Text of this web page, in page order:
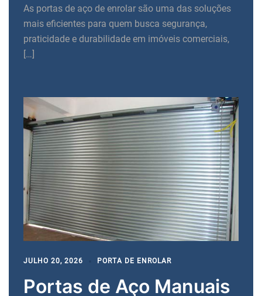
As portas de aço de enrolar são uma das soluções
mais eficientes para quem busca segurança,
praticidade e durabilidade em imóveis comerciais,
[…]
JULHO 20, 2026 PORTA DE ENROLAR
Portas de Aço Manuais